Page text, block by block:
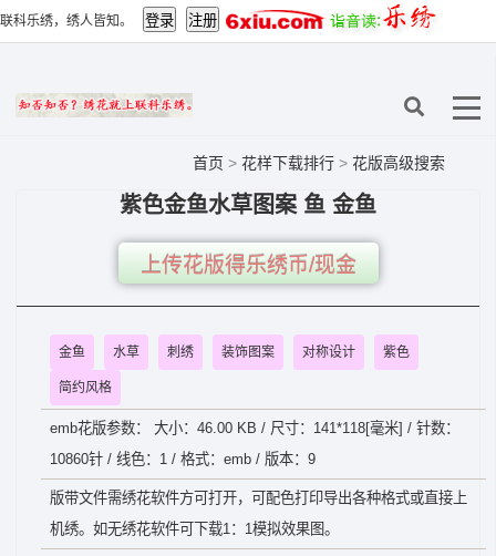
联科乐绣，绣人皆知。
首页 > 花样下载排行 > 花版高级搜索
紫色金鱼水草图案 鱼 金鱼
上传花版得乐绣币/现金
金鱼 水草 刺绣 装饰图案 对称设计 紫色
简约风格
emb花版参数： 大小：46.00 KB / 尺寸：141*118[毫米] / 针数：
10860针 / 线色：1 / 格式：emb / 版本：9
版带文件需绣花软件方可打开，可配色打印导出各种格式或直接上
机绣。如无绣花软件可下载1：1模拟效果图。